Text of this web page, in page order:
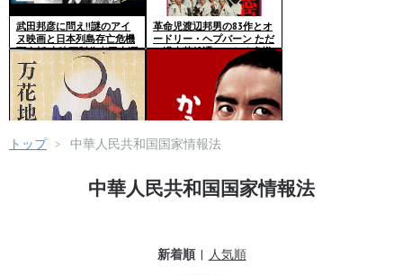
武田邦彦に問え!!謎のアイ
ヌ映画と日本列島存亡危機
百人斬 大映画製作者玉木潤
一郎のアイヌの娘と喧嘩買
兵衛
革命児渡辺邦男の83作とオ
ードリー・ヘプバーン ただ
の過去英雄譚ではなく多様
と傷つきながら模索した先
人たち
トップ > 中華人民共和国国家情報法
中華人民共和国国家情報法
新着順 人気順